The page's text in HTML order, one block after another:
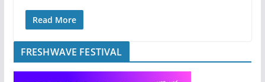
Read More
FRESHWAVE FESTIVAL